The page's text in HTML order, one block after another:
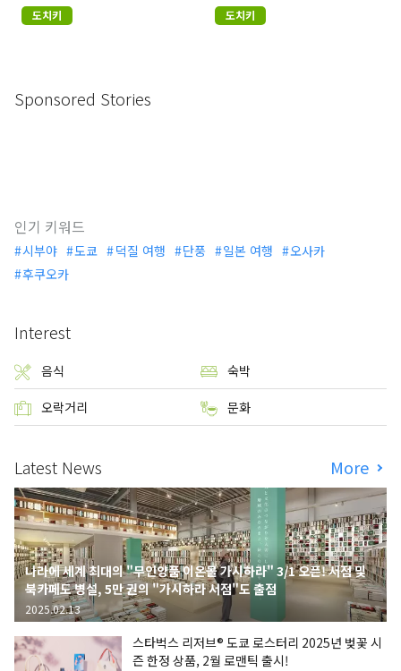
도치키 도치키
Sponsored Stories
인기 키워드
시부야 도쿄 덕질 여행 단풍 일본 여행
오사카
후쿠오카
Interest
음식 숙박
오락거리 문화
Latest News More
나라에 세계 최대의 "무인양품 이온몰 가시하라" 3/1 오픈! 서점 및
북카페도 병설, 5만 권의 "가시하라 서점"도 출점
2025.02.13
스타벅스 리저브® 도쿄 로스터리 2025년 벚꽃 시
즌 한정 상품, 2월 로맨틱 출시!